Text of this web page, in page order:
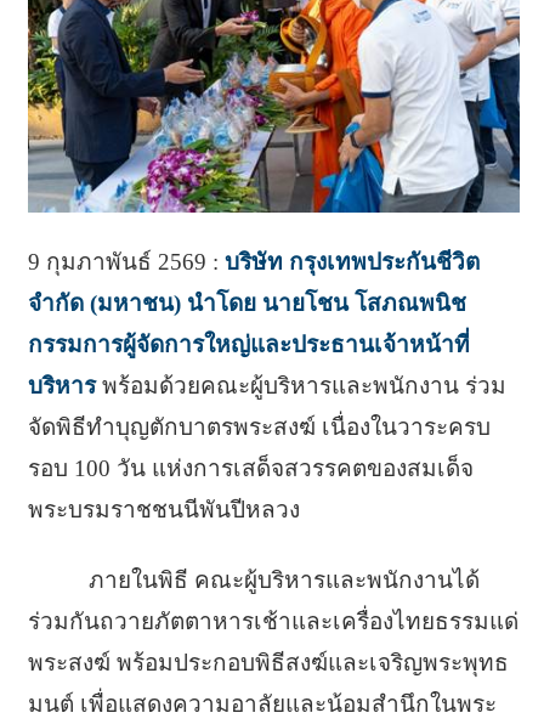
9 กุมภาพันธ์ 2569 : บริษัท กรุงเทพประกันชีวิต
จำกัด (มหาชน) นำโดย นายโชน โสภณพนิช
กรรมการผู้จัดการใหญ่และประธานเจ้าหน้าที่
บริหารพร้อมด้วยคณะผู้บริหารและพนักงาน ร่วม
จัดพิธีทำบุญตักบาตรพระสงฆ์ เนื่องในวาระครบ
รอบ 100 วัน แห่งการเสด็จสวรรคตของสมเด็จ
พระบรมราชชนนีพันปีหลวง
ภายในพิธี คณะผู้บริหารและพนักงานได้
ร่วมกันถวายภัตตาหารเช้าและเครื่องไทยธรรมแด่
พระสงฆ์ พร้อมประกอบพิธีสงฆ์และเจริญพระพุทธ
มนต์ เพื่อแสดงความอาลัยและน้อมสำนึกในพระ